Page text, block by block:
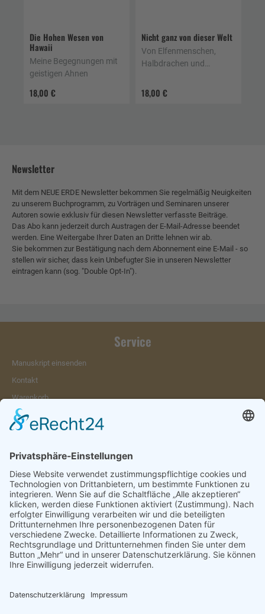
Die Hohen Wesen von
Hawaii
18,00 €
Meine Begegnungen mit
geistigen Ahnen
Nicht ganz von dieser Welt
18,00 €
Von Elfenmenschen,
Halbdrachen und
Newsletter
Mit dem NEUE ERDE Newsletter bekommen Sie regelmäßig Neuigkeiten
zu unserem Buchprogramm, zu Vorträgen und Seminaren unserer
Autoren sowie exklusiv für diesen Newsletter verfasste Beiträge.
Das Abo kann jederzeit durch Austragen der E-Mail-Adresse beendet
werden. Eine Weitergabe Ihrer Daten an Dritte lehnen wir ab.
Sie bekommen zur Bestätigung nach dem Abonnement eine E-Mail - so
stellen wir sicher, dass kein Unbefugter Sie in unseren Newsletter
eintragen kann (sog. "Double Opt-In").
Service
Manuskript einsenden
Kontakt
Warenkorb
Konto
Merkzettel
Vertrag widerrufen
Informationen
Impressum & Disclaimer
AGB und Widerrufsrecht
Verpackung und Versand